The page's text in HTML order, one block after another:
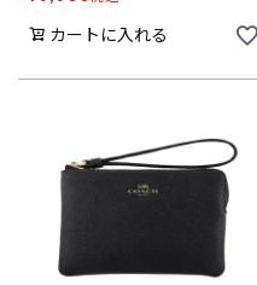
カートに入れる